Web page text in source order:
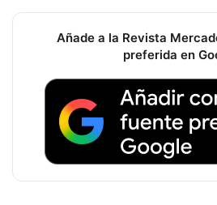
Añade a la Revista
preferida en